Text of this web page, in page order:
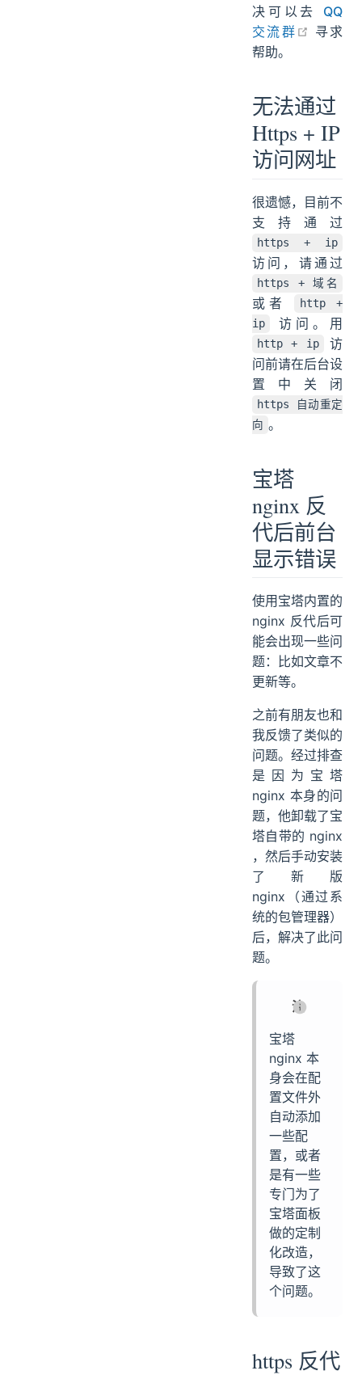
决可以去 QQ
交流群
open
寻求
帮助。
无法通过
Https + IP
访问网址
很遗憾，目前不
支持通过
https + ip
访问，请通过
https + 域名
或者
http +
ip
访问。用
http + ip
访
问前请在后台设
置中关闭
https 自动重定
向 。
宝塔
nginx 反
代后前台
显示错误
使用宝塔内置的
nginx 反代后可
能会出现一些问
题：比如文章不
更新等。
之前有朋友也和
我反馈了类似的
问题。经过排查
是因为宝塔
nginx 本身的问
题，他卸载了宝
塔自带的 nginx
，然后手动安装
了新版
nginx（通过系
统的包管理器）
后，解决了此问
题。
注
宝塔
nginx 本
身会在配
置文件外
自动添加
一些配
置，或者
是有一些
专门为了
宝塔面板
做的定制
化改造，
导致了这
个问题。
https 反代